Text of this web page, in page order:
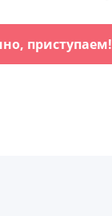
приступаем!